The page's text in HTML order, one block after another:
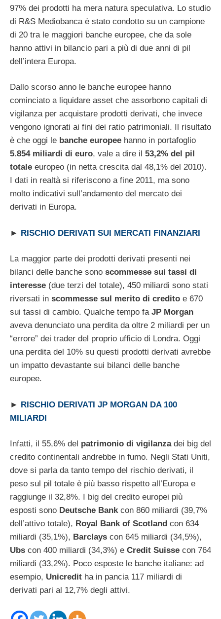
97% dei prodotti ha mera natura speculativa. Lo studio
di R&S Mediobanca è stato condotto su un campione
di 20 tra le maggiori banche europee, che da sole
hanno attivi in bilancio pari a più di due anni di pil
dell’intera Europa.
Dallo scorso anno le banche europee hanno
cominciato a liquidare asset che assorbono capitali di
vigilanza per acquistare prodotti derivati, che invece
vengono ignorati ai fini dei ratio patrimoniali. Il risultato
è che oggi le banche europee hanno in portafoglio
5.854 miliardi di euro, vale a dire il 53,2% del pil
totale europeo (in netta crescita dal 48,1% del 2010).
I dati in realtà si riferiscono a fine 2011, ma sono
molto indicativi sull’andamento del mercato dei
derivati in Europa.
► RISCHIO DERIVATI SUI MERCATI FINANZIARI
La maggior parte dei prodotti derivati presenti nei
bilanci delle banche sono scommesse sui tassi di
interesse (due terzi del totale), 450 miliardi sono stati
riversati in scommesse sul merito di credito e 670
sui tassi di cambio. Qualche tempo fa JP Morgan
aveva denunciato una perdita da oltre 2 miliardi per un
“errore” dei trader del proprio ufficio di Londra. Oggi
una perdita del 10% su questi prodotti derivati avrebbe
un impatto devastante sui bilanci delle banche
europee.
► RISCHIO DERIVATI JP MORGAN DA 100
MILIARDI
Infatti, il 55,6% del patrimonio di vigilanza dei big del
credito continentali andrebbe in fumo. Negli Stati Uniti,
dove si parla da tanto tempo del rischio derivati, il
peso sul pil totale è più basso rispetto all’Europa e
raggiunge il 32,8%. I big del credito europei più
esposti sono Deutsche Bank con 860 miliardi (39,7%
dell’attivo totale), Royal Bank of Scotland con 634
miliardi (35,1%), Barclays con 645 miliardi (34,5%),
Ubs con 400 miliardi (34,3%) e Credit Suisse con 764
miliardi (33,2%). Poco esposte le banche italiane: ad
esempio, Unicredit ha in pancia 117 miliardi di
derivati pari al 12,7% degli attivi.